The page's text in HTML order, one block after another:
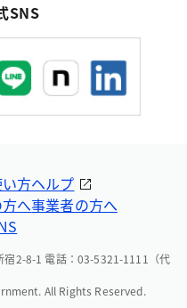
SNS
方ヘルプ
へ事業者の方へ
宿2-8-1 電話：03-5321-1111（代
All Rights Reserved.